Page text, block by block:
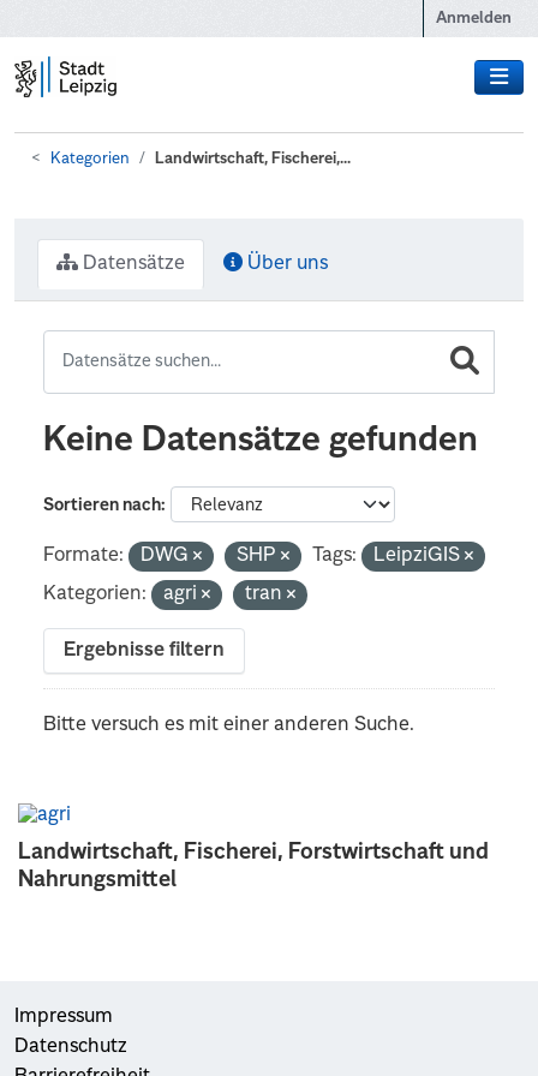
Anmelden
Kategorien Landwirtschaft, Fischerei,...
Landwirtschaft, Fischerei, Forstwirtschaft und
Nahrungsmittel
Datensätze Über uns
Keine Datensätze gefunden
Sortieren nach
Formate: DWG SHP Tags:
LeipziGIS
Kategorien:
agri tran
Ergebnisse filtern
Bitte versuch es mit einer anderen Suche.
Impressum
Datenschutz